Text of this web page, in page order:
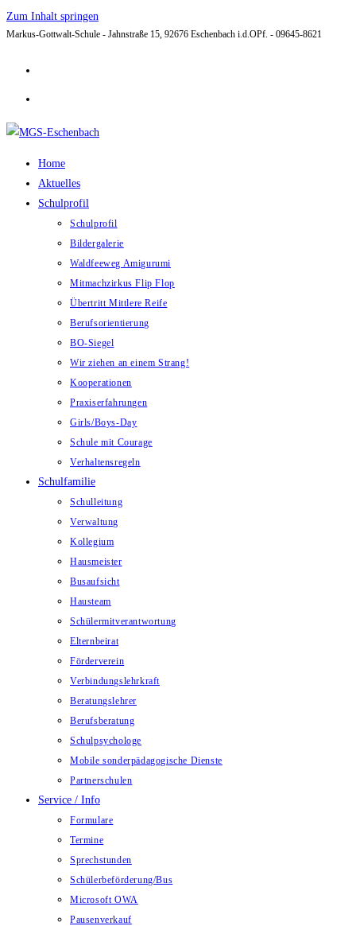
Zum Inhalt springen
Markus-Gottwalt-Schule - Jahnstraße 15, 92676 Eschenbach i.d.OPf. - 09645-8621
Home
Aktuelles
Schulprofil
Schulprofil
Bildergalerie
Waldfeeweg Amigurumi
Mitmachzirkus Flip Flop
Übertritt Mittlere Reife
Berufsorientierung
BO-Siegel
Wir ziehen an einem Strang!
Kooperationen
Praxiserfahrungen
Girls/Boys-Day
Schule mit Courage
Verhaltensregeln
Schulfamilie
Schulleitung
Verwaltung
Kollegium
Hausmeister
Busaufsicht
Hausteam
Schülermitverantwortung
Elternbeirat
Förderverein
Verbindungslehrkraft
Beratungslehrer
Berufsberatung
Schulpsychologe
Mobile sonderpädagogische Dienste
Partnerschulen
Service / Info
Formulare
Termine
Sprechstunden
Schülerbeförderung/Bus
Microsoft OWA
Pausenverkauf